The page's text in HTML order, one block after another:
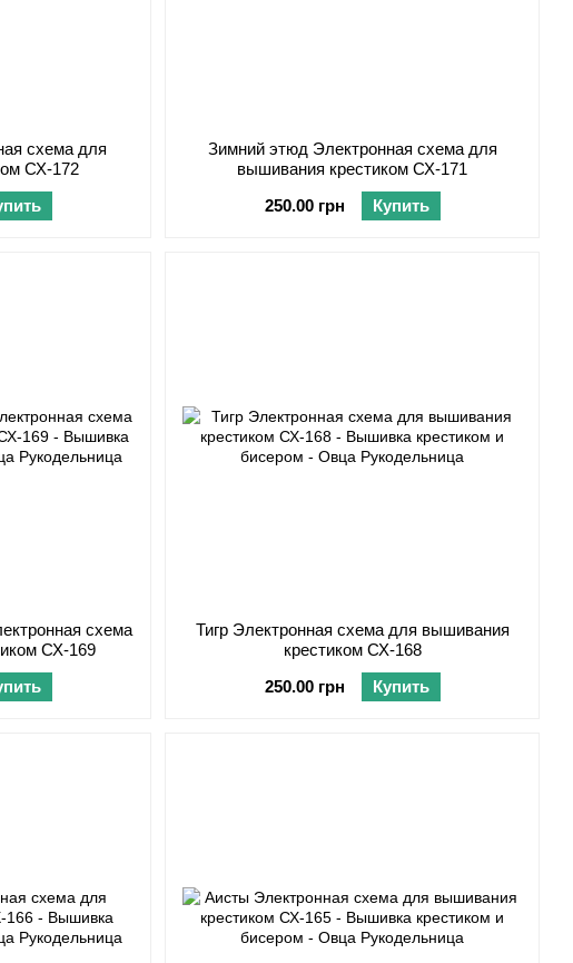
схема для
СХ-172
Зимний этюд Электронная схема для
вышивания крестиком СХ-171
250.00 грн
Купить
схема
СХ-169
Тигр Электронная схема для вышивания
крестиком СХ-168
250.00 грн
Купить